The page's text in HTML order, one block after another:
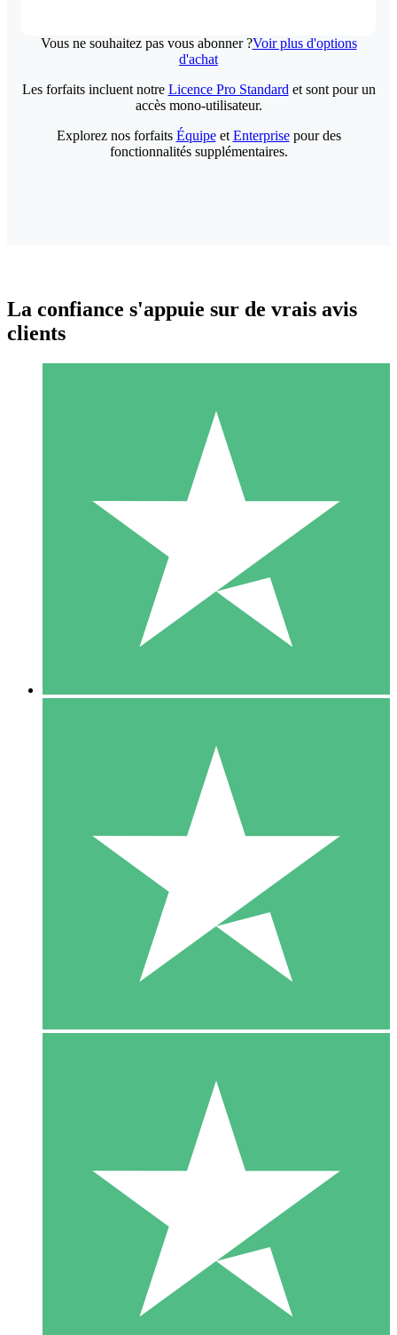
Vous ne souhaitez pas vous abonner ?Voir plus d'options
d'achat
Packs de Crédits Individuels
Payez à l'utilisation avec des crédits de téléchargement. Sans
1 Téléchargement
10 00
10 Téléchargements
20 00
Les forfaits incluent notre Licence Pro Standard et sont pour un
accès mono-utilisateur.
Explorez nos forfaits Équipeet Enterprisepour des
fonctionnalités supplémentaires.
La confiance s'appuie sur de vrais avis
clients